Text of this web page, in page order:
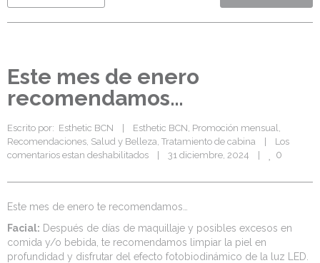
Este mes de enero
recomendamos…
Escrito por: Esthetic BCN Esthetic BCN, Promoción mensual
Recomendaciones, Salud y Belleza, Tratamiento de cabina
Los
comentarios estan deshabilitados
31 diciembre, 2024 0
Este mes de enero te recomendamos…
Facial: Después de días de maquillaje y posibles excesos en
comida y/o bebida, te recomendamos limpiar la piel en
profundidad y disfrutar del efecto fotobiodinámico de la luz LED.